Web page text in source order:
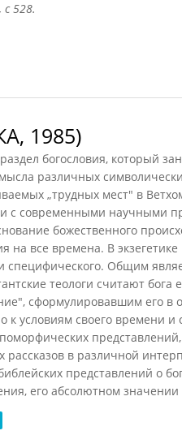
528.
1985)
богословия, который
различных
„трудных мест" в
современными научными
божественного
на все времена. В
специфического. Общим
теологи считают
сформулировавшим его в
к условиям своего времени
рассказов в различной
представлений о
его абсолютном